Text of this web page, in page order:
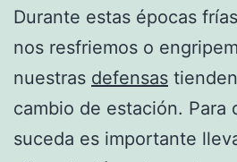
Durante estas épocas
nos resfriemos o
nuestras defensas
cambio de estación. Para
suceda es importante